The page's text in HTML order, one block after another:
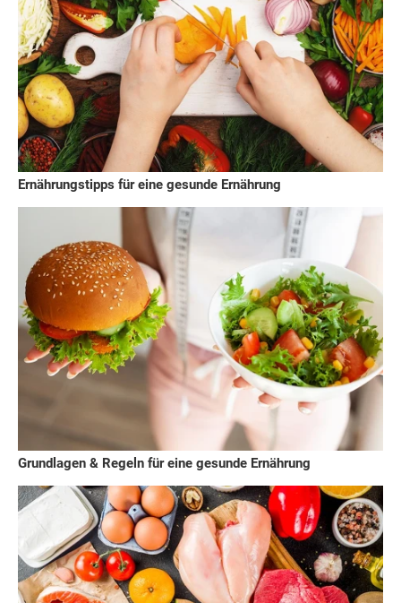
Ernährungstipps für eine gesunde Ernährung
Grundlagen & Regeln für eine gesunde Ernährung